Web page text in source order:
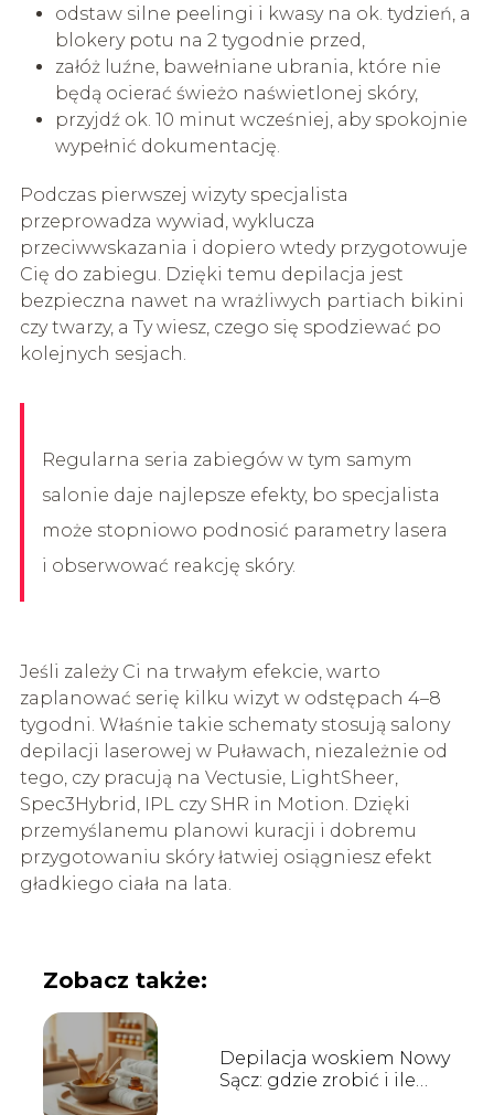
odstaw silne peelingi i kwasy na ok. tydzień, a
blokery potu na 2 tygodnie przed,
załóż luźne, bawełniane ubrania, które nie
będą ocierać świeżo naświetlonej skóry,
przyjdź ok. 10 minut wcześniej, aby spokojnie
wypełnić dokumentację.
Podczas pierwszej wizyty specjalista
przeprowadza wywiad, wyklucza
przeciwwskazania i dopiero wtedy przygotowuje
Cię do zabiegu. Dzięki temu depilacja jest
bezpieczna nawet na wrażliwych partiach bikini
czy twarzy, a Ty wiesz, czego się spodziewać po
kolejnych sesjach.
Regularna seria zabiegów w tym samym
salonie daje najlepsze efekty, bo specjalista
może stopniowo podnosić parametry lasera
i obserwować reakcję skóry.
Jeśli zależy Ci na trwałym efekcie, warto
zaplanować serię kilku wizyt w odstępach 4–8
tygodni. Właśnie takie schematy stosują salony
depilacji laserowej w Puławach, niezależnie od
tego, czy pracują na Vectusie, LightSheer,
Spec3Hybrid, IPL czy SHR in Motion. Dzięki
przemyślanemu planowi kuracji i dobremu
przygotowaniu skóry łatwiej osiągniesz efekt
gładkiego ciała na lata.
Zobacz także:
Depilacja woskiem Nowy
Sącz: gdzie zrobić i ile